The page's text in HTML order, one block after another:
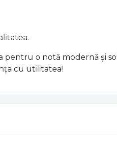
pentru o notă modernă și
cu utilitatea!